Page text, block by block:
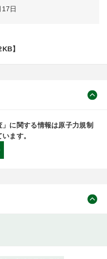
日
】
に関する情報は原子力規制
ます。